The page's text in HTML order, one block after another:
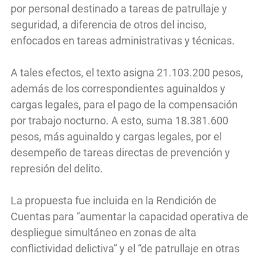
por personal destinado a tareas de patrullaje y
seguridad, a diferencia de otros del inciso,
enfocados en tareas administrativas y técnicas.
A tales efectos, el texto asigna 21.103.200 pesos,
además de los correspondientes aguinaldos y
cargas legales, para el pago de la compensación
por trabajo nocturno. A esto, suma 18.381.600
pesos, más aguinaldo y cargas legales, por el
desempeño de tareas directas de prevención y
represión del delito.
La propuesta fue incluida en la Rendición de
Cuentas para “aumentar la capacidad operativa de
despliegue simultáneo en zonas de alta
conflictividad delictiva” y el “de patrullaje en otras